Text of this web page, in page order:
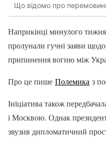
Що відомо про
Наприкінці минулого
пролунали гучні заяви
припинення вогню між
Про це пише Полемика з
Ініціатива також
і Москвою. Однак
звузив дипломатичний